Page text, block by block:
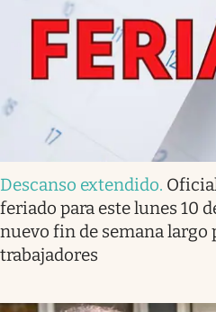
Descanso extendido.
feriado para este lunes 10
nuevo fin de semana largo
trabajadores